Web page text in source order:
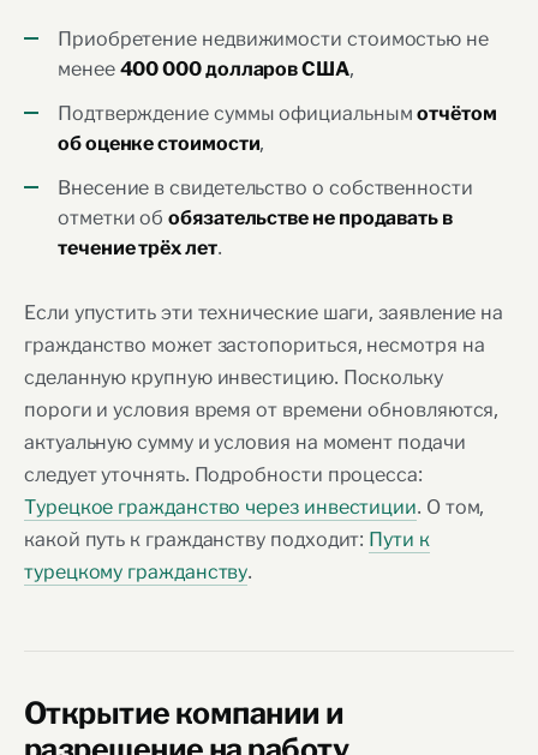
Приобретение недвижимости стоимостью не
менее 400 000 долларов США,
Подтверждение суммы официальнымотчётом
об оценке стоимости,
Внесение в свидетельство о собственности
отметки обобязательстве не продавать в
течение трёх лет.
Если упустить эти технические шаги, заявление на
гражданство может застопориться, несмотря на
сделанную крупную инвестицию. Поскольку
пороги и условия время от времени обновляются,
актуальную сумму и условия на момент подачи
следует уточнять. Подробности процесса:
Турецкое гражданство через инвестиции. О том,
какой путь к гражданству подходит: Пути к
турецкому гражданству.
Открытие компании и